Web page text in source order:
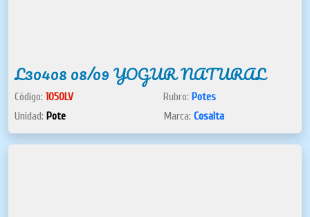
L30408 08/09 YOGUR NATURAL
Código: 1050LV
Unidad: Pote
Rubro: Potes
Marca: Cosalta